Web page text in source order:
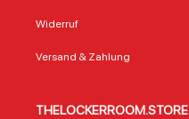
Widerruf
Versand & Zahlung
THELOCKERROOM.STORE